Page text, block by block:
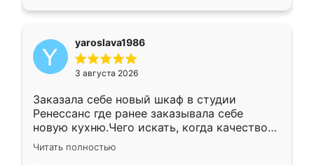
yaroslava1986
3 августа 2026
Заказала себе новый шкаф в студии
Ренессанс где ранее заказывала себе
новую кухню.Чего искать, когда качеством
вполне довольна. Служит кухня уже почти
два года, нареканий нет.
Читать полностью